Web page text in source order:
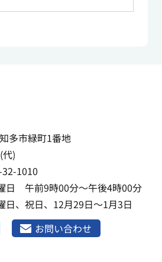
多市緑町1番地
)
1010
日 午前9時00分～午後4時00分
日、祝日、12月29日～1月3日
お問い合わせ